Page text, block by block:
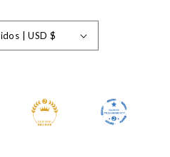
Estados Unidos | USD $